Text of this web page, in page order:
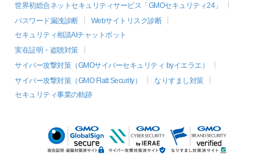
世界初総合ネットセキュリティサービス「GMOセキュリティ24」
パスワード漏洩診断
Webサイトリスク診断
セキュリティ相談AIチャットボット
実在証明・盗聴対策
サイバー攻撃対策（GMOサイバーセキュリティ byイエラエ）
サイバー攻撃対策（GMO Flatt Security）
なりすまし対策
セキュリティ事業の軌跡